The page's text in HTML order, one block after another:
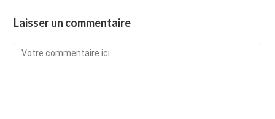
Laisser un commentaire
Comment